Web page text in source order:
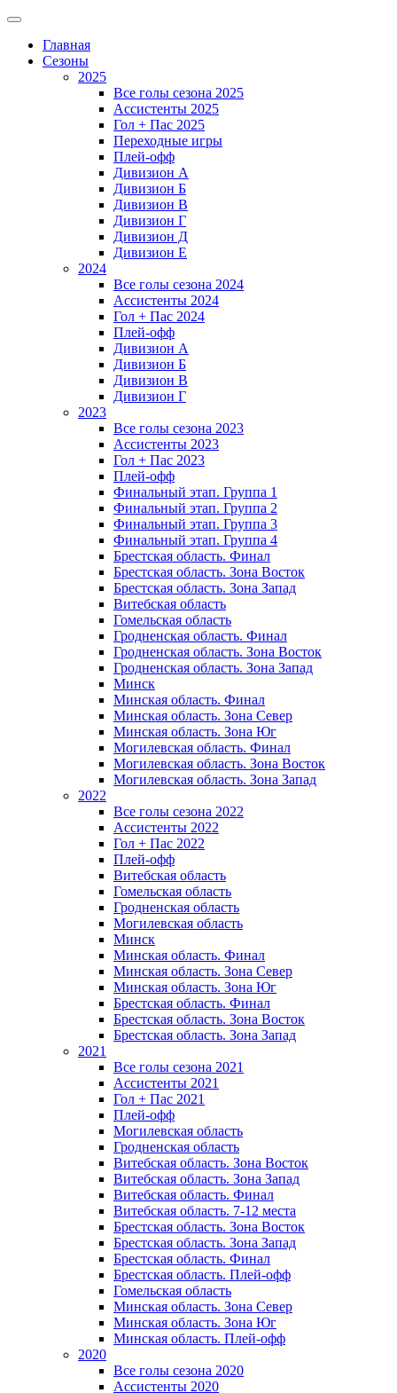
Главная
Сезоны
2025
Все голы сезона 2025
Ассистенты 2025
Гол + Пас 2025
Переходные игры
Плей-офф
Дивизион A
Дивизион Б
Дивизион В
Дивизион Г
Дивизион Д
Дивизион Е
2024
Все голы сезона 2024
Ассистенты 2024
Гол + Пас 2024
Плей-офф
Дивизион A
Дивизион Б
Дивизион В
Дивизион Г
2023
Все голы сезона 2023
Ассистенты 2023
Гол + Пас 2023
Плей-офф
Финальный этап. Группа 1
Финальный этап. Группа 2
Финальный этап. Группа 3
Финальный этап. Группа 4
Брестская область. Финал
Брестская область. Зона Восток
Брестская область. Зона Запад
Витебская область
Гомельская область
Гродненская область. Финал
Гродненская область. Зона Восток
Гродненская область. Зона Запад
Минск
Минская область. Финал
Минская область. Зона Север
Минская область. Зона Юг
Могилевская область. Финал
Могилевская область. Зона Восток
Могилевская область. Зона Запад
2022
Все голы сезона 2022
Ассистенты 2022
Гол + Пас 2022
Плей-офф
Витебская область
Гомельская область
Гродненская область
Могилевская область
Минск
Mинская область. Финал
Минская область. Зона Север
Минская область. Зона Юг
Брестская область. Финал
Брестская область. Зона Восток
Брестская область. Зона Запад
2021
Все голы сезона 2021
Ассистенты 2021
Гол + Пас 2021
Плей-офф
Могилевская область
Гродненская область
Витебская область. Зона Восток
Витебская область. Зона Запад
Витебская область. Финал
Витебская область. 7-12 места
Брестская область. Зона Восток
Брестская область. Зона Запад
Брестская область. Финал
Брестская область. Плей-офф
Гомельская область
Минская область. Зона Север
Минская область. Зона Юг
Минская область. Плей-офф
2020
Все голы сезона 2020
Ассистенты 2020